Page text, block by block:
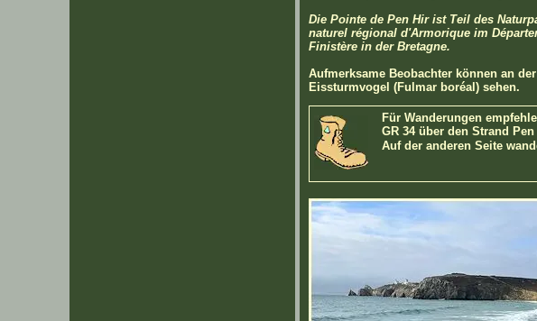
Die Pointe de Pen Hir ist Teil des
naturel régional d'Armorique im
Finistère in der Bretagne.
Aufmerksame Beobachter können an
Eissturmvogel (Fulmar boréal) sehen.
Für Wanderungen
GR 34 über den Strand
Auf der anderen Seite